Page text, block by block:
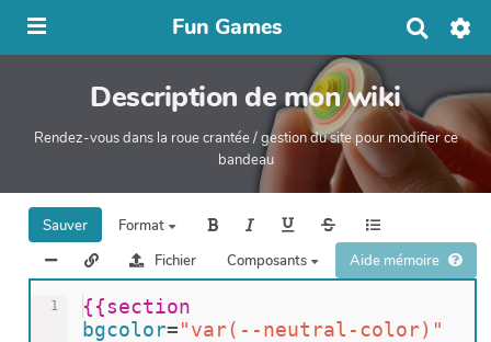
Fun Games
e
r
c
e
Description de mon wiki
Rendez-vous dans la roue crantée / gestion du site pour modifier ce
bandeau
Sauver
Format
Fichier
Composants Aide mémoire
1 {{section
bgcolor="var(--neutral-color)"